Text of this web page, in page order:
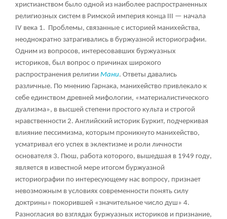
христианством было одной из наиболее распространенных
религиозных систем в Римской империя конца III — начала
IV века 1. Проблемы, связанные с историей манихейства,
неоднократно затрагивались в буржуазной историографии.
Одним из вопросов, интересовавших буржуазных
историков, был вопрос о причинах широкого
распространения религии Мани. Ответы давались
различные. По мнению Гарнака, манихейство привлекало к
себе единством древней мифологии, «материалистического
дуализма», в высшей степени простого культа и строгой
нравственности 2. Английский историк Буркит, подчеркивая
влияние пессимизма, которым проникнуто манихейство,
усматривал его успех в эклектизме и роли личности
основателя 3. Пюш, работа которого, вышедшая в 1949 году,
является в известной мере итогом буржуазной
историографии по интересующему нас вопросу, признает
невозможным в условиях современности понять силу
доктрины» покорившей «значительное число душ» 4.
Разногласия во взглядах буржуазных историков и признание,